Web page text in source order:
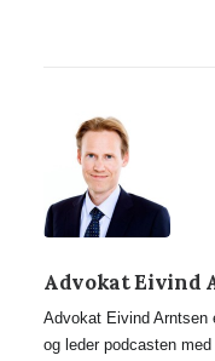
Advokat Eivind
Advokat Eivind Arntsen
og leder podcasten